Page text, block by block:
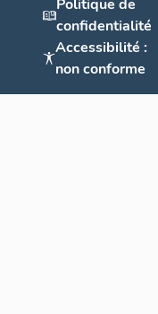
Politique de
confidentialité
Accessibilité :
non conforme